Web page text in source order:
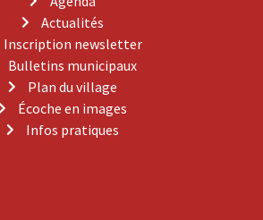
Actualités
Inscription newsletter
Bulletins municipaux
Plan du village
Écoche en images
Infos pratiques